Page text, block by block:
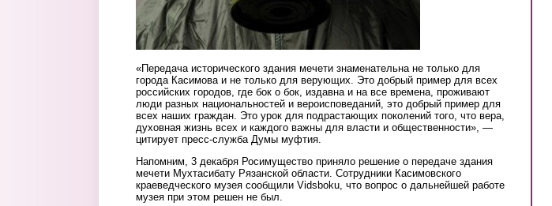
«Передача исторического здания мечети знаменательна не только для
города Касимова и не только для верующих. Это добрый пример для всех
российских городов, где бок о бок, издавна и на все времена, проживают
люди разных национальностей и вероисповеданий, это добрый пример для
всех наших граждан. Это урок для подрастающих поколений того, что вера,
духовная жизнь всех и каждого важны для власти и общественности», —
цитирует пресс-служба Думы муфтия.
Напомним, 3 декабря Росимущество приняло решение о передаче здания
мечети Мухтасибату Рязанской области. Сотрудники Касимовского
краеведческого музея сообщили Vidsboku, что вопрос о дальнейшей работе
музея при этом решен не был.